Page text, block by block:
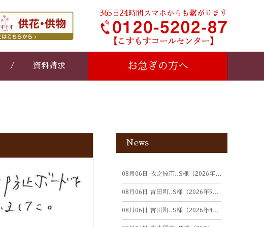
365日24時間スマホからも繋がります
資料請求 お急ぎの方へ
News
08月06日 牧之原市‥S様（2026年5月）
08月06日 吉田町‥S様（2026年5月）
08月06日 吉田町‥S様（2026年4月）